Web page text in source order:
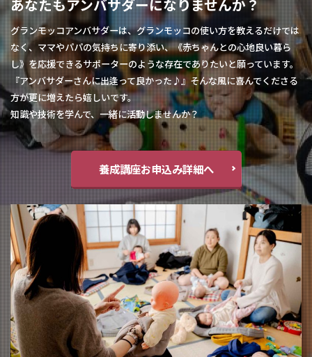
あなたもアンバサダーになりませんか？
グランモッコアンバサダーは、グランモッコの使い方を教えるだけでは
なく、ママやパパの気持ちに寄り添い、《赤ちゃんとの心地良い暮ら
し》を応援できるサポーターのような存在でありたいと願っています。
『アンバサダーさんに出逢って良かった♪』そんな風に喜んでくださる
方が更に増えたら嬉しいです。
知識や技術を学んで、一緒に活動しませんか？
養成講座お申込み詳細へ